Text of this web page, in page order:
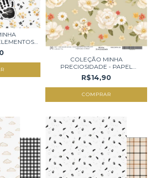
COLEÇÃO MINHA
PRECIOSIDADE - PAPEL
VEGET...
R$14,90